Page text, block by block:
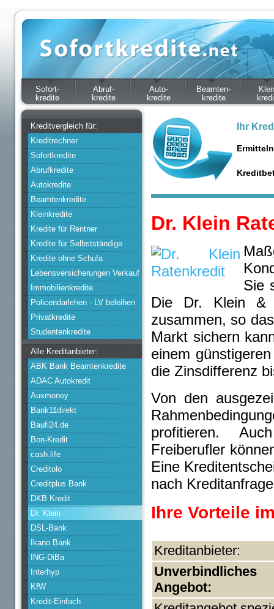
Sofort-
kredite
Abruf-
kredite
Auto-
kredite
Beamten-
kredite
Kreditvergleich für:
Kreditrechner
Sofortkredite
Abrufkredite
Autokredite
Beamtenkredite
Kleinkredite
Kredite für Rentner
Kredite für Selbstständige
Kredite ohne Schufa
Lebensversicherungen Verkauf
Immobilienkredite
Policendarlehen - LV beleihen
Privatkredite
Studentenkredite
Alle Kreditanbieter:
ABK Bank Beamtenkredite
ADAC Autokredit
Auxmoney
Bank11direkt
Baufi24.de
Bon-Kredit
cash.life
Creditolo
Creditplus Bank
DKB Kredit
Dr. Klein
DSL-Bank
Ikano Bank
ING-DiBa
Interhyp
KfW
Kredit-Einfach
Ihr
Dr. Klein
Sie
Die Dr. Klein &
zusammen, so
Markt sichern
einem
die Zinsdifferenz
Von den
profitieren.
Freiberufler
Eine
nach
Ihre Vorteile
Kreditanbieter:
Unverbindliches
Angebot: